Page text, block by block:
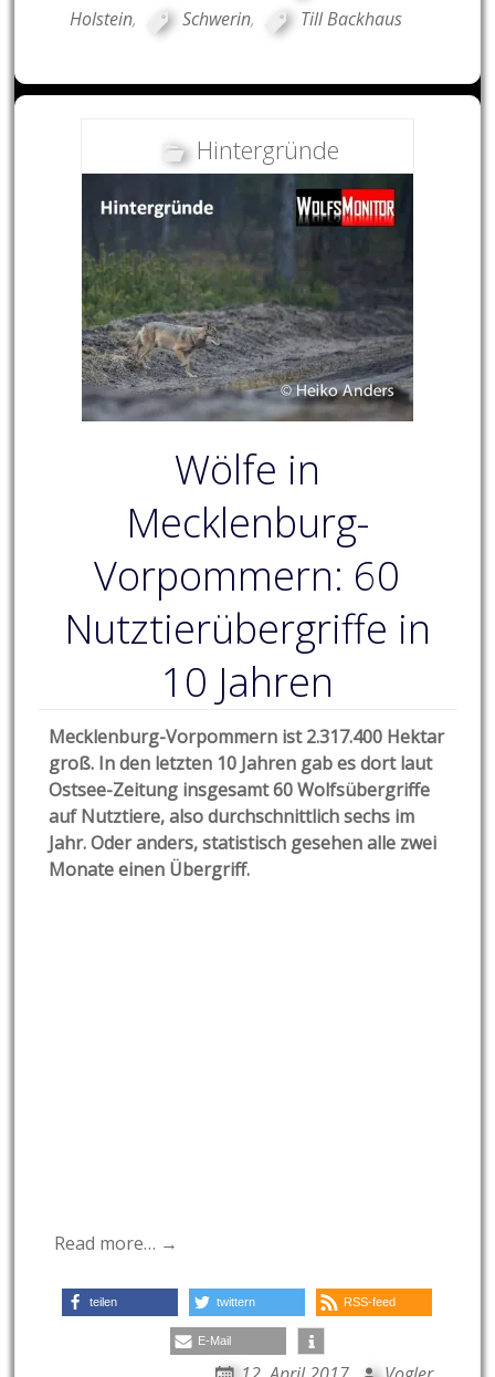
Holstein, Schwerin, Till Backhaus
Hintergründe
Wölfe in
Mecklenburg-
Vorpommern: 60
Nutztierübergriffe in
10 Jahren
Mecklenburg-Vorpommern ist 2.317.400 Hektar
groß. In den letzten 10 Jahren gab es dort laut
Ostsee-Zeitung insgesamt 60 Wolfsübergriffe
auf Nutztiere, also durchschnittlich sechs im
Jahr. Oder anders, statistisch gesehen alle zwei
Monate einen Übergriff.
Read more… →
teilen twittern RSS-feed
E-Mail